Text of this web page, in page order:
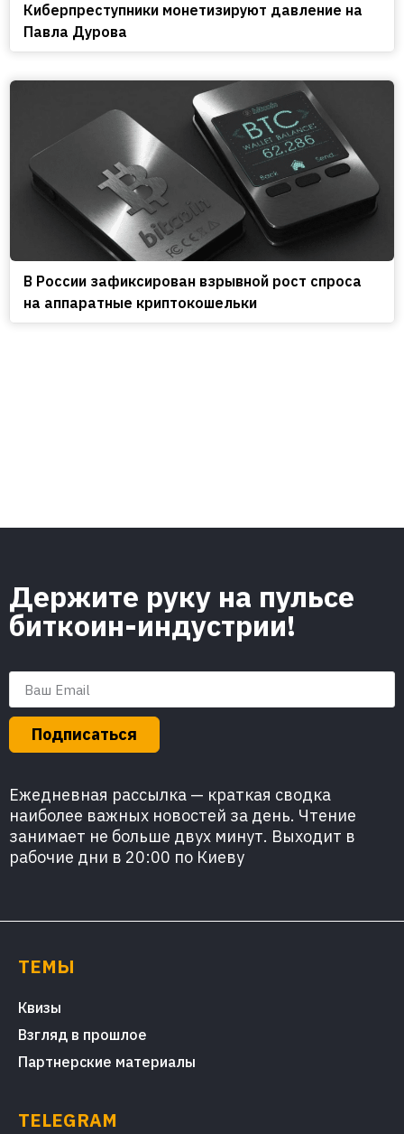
Киберпреступники монетизируют давление на
Павла Дурова
В России зафиксирован взрывной рост спроса
на аппаратные криптокошельки
Держите руку на пульсе
биткоин-индустрии!
Подписаться
Ежедневная рассылка — краткая сводка
наиболее важных новостей за день. Чтение
занимает не больше двух минут. Выходит в
рабочие дни в 20:00 по Киеву
ТЕМЫ
Квизы
Взгляд в прошлое
Партнерские материалы
TELEGRAM